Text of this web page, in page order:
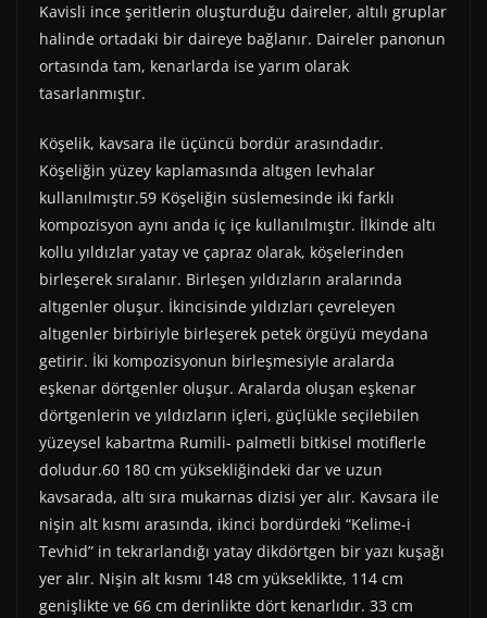
Kavisli ince şeritlerin oluşturduğu daireler, altılı gruplar
halinde ortadaki bir daireye bağlanır. Daireler panonun
ortasında tam, kenarlarda ise yarım olarak
tasarlanmıştır.
Köşelik, kavsara ile üçüncü bordür arasındadır.
Köşeliğin yüzey kaplamasında altıgen levhalar
kullanılmıştır.59 Köşeliğin süslemesinde iki farklı
kompozisyon aynı anda iç içe kullanılmıştır. İlkinde altı
kollu yıldızlar yatay ve çapraz olarak, köşelerinden
birleşerek sıralanır. Birleşen yıldızların aralarında
altıgenler oluşur. İkincisinde yıldızları çevreleyen
altıgenler birbiriyle birleşerek petek örgüyü meydana
getirir. İki kompozisyonun birleşmesiyle aralarda
eşkenar dörtgenler oluşur. Aralarda oluşan eşkenar
dörtgenlerin ve yıldızların içleri, güçlükle seçilebilen
yüzeysel kabartma Rumili- palmetli bitkisel motiflerle
doludur.60 180 cm yüksekliğindeki dar ve uzun
kavsarada, altı sıra mukarnas dizisi yer alır. Kavsara ile
nişin alt kısmı arasında, ikinci bordürdeki “Kelime-i
Tevhid” in tekrarlandığı yatay dikdörtgen bir yazı kuşağı
yer alır. Nişin alt kısmı 148 cm yükseklikte, 114 cm
genişlikte ve 66 cm derinlikte dört kenarlıdır. 33 cm